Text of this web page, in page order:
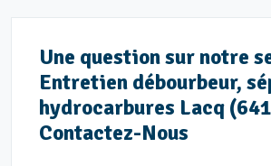
Une question sur notre
Entretien débourbeur,
hydrocarbures Lacq
Contactez-Nous